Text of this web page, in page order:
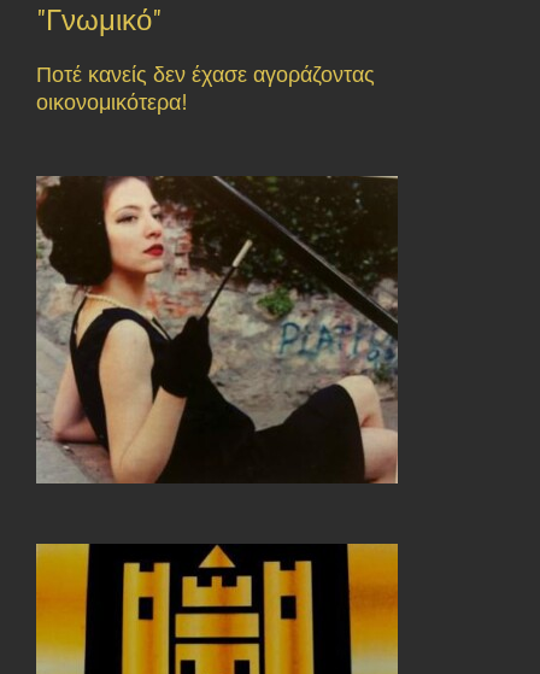
"Γνωμικό"
Ποτέ κανείς δεν έχασε αγοράζοντας
οικονομικότερα!